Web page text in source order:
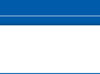
total o parcial, así como
without written